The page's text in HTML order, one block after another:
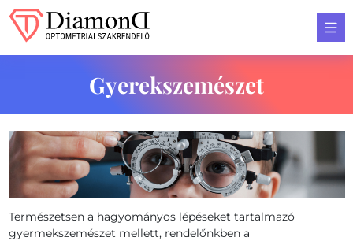
Diamond Optometria
Gyerekszemészet
Természetsen a hagyományos lépéseket tartalmazó
gyermekszemészet mellett, rendelőnkben a